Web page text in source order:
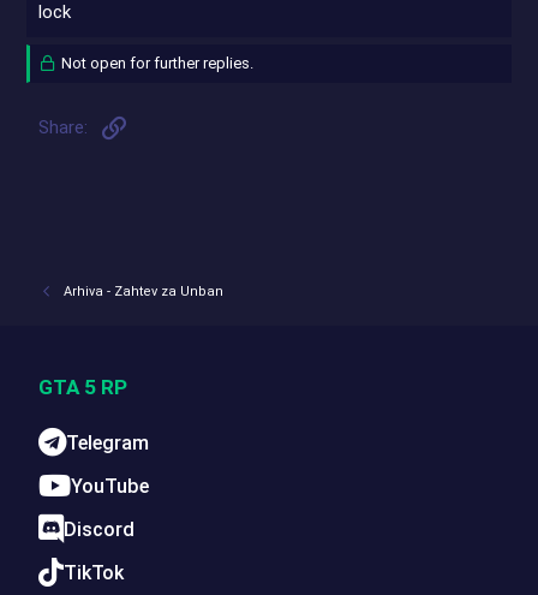
lock
Not open for further replies.
Share:
Arhiva - Zahtev za Unban
GTA 5 RP
Telegram
YouTube
Discord
TikTok